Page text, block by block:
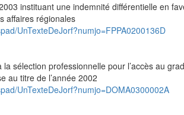
instituant une indemnité différentielle en
affaires régionales
UnTexteDeJorf?numjo=FPPA0200136D
sélection professionnelle pour l’accès au
au titre de l’année 2002
UnTexteDeJorf?numjo=DOMA0300002A